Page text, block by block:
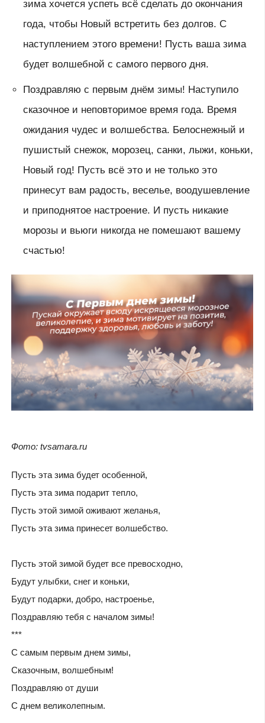
зима хочется успеть всё сделать до окончания
года, чтобы Новый встретить без долгов. С
наступлением этого времени! Пусть ваша зима
будет волшебной с самого первого дня.
Поздравляю с первым днём зимы! Наступило
сказочное и неповторимое время года. Время
ожидания чудес и волшебства. Белоснежный и
пушистый снежок, морозец, санки, лыжи, коньки,
Новый год! Пусть всё это и не только это
принесут вам радость, веселье, воодушевление
и приподнятое настроение. И пусть никакие
морозы и вьюги никогда не помешают вашему
счастью!
Фото: tvsamara.ru
Пусть эта зима будет особенной,
Пусть эта зима подарит тепло,
Пусть этой зимой оживают желанья,
Пусть эта зима принесет волшебство.
Пусть этой зимой будет все превосходно,
Будут улыбки, снег и коньки,
Будут подарки, добро, настроенье,
Поздравляю тебя с началом зимы!
***
С самым первым днем зимы,
Сказочным, волшебным!
Поздравляю от души
С днем великолепным.